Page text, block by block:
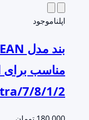
باشد.
ها
در
اپلناموجود
مناسب
7/8/1/2/ultra سایز 44 / 45 /49